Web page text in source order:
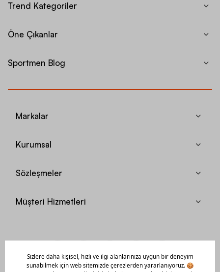
Trend Kategoriler
Öne Çıkanlar
Sportmen Blog
Markalar
Kurumsal
Sözleşmeler
Müşteri Hizmetleri